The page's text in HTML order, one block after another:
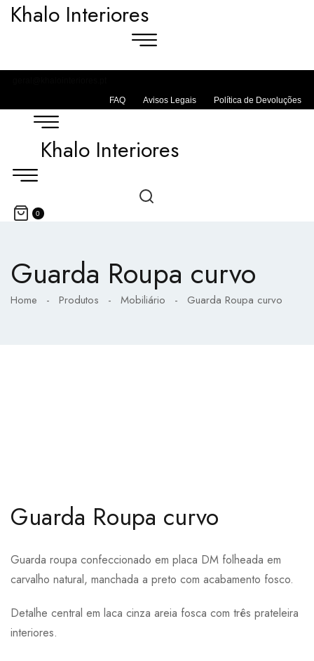
Khalo Interiores
FAQ
Avisos Legais Política de Devoluções
Khalo Interiores
0
Guarda Roupa curvo
Home - Produtos - Mobiliário - Guarda Roupa curvo
Guarda Roupa curvo
Guarda roupa confeccionado em placa DM folheada em
carvalho natural, manchada a preto com acabamento fosco.
Detalhe central em laca cinza areia fosca com três prateleira
interiores.